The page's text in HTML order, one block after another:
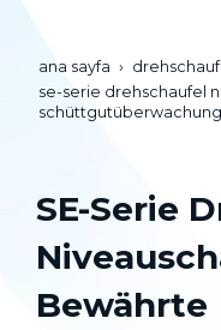
ana sayfa
se-serie drehschaufel
schüttgutüberwachung
SE-Serie
Bewährte